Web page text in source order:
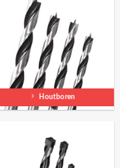
Houtboren